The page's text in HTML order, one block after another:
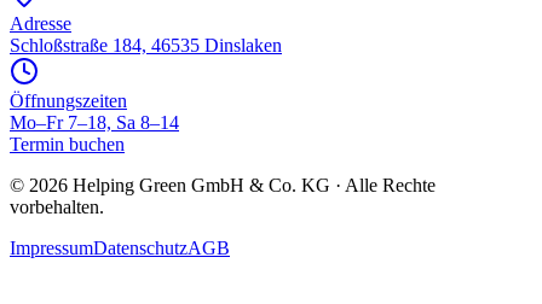
Adresse
Schloßstraße 184, 46535 Dinslaken
Öffnungszeiten
Mo–Fr 7–18, Sa 8–14
Termin buchen
© 2026 Helping Green GmbH & Co. KG · Alle Rechte
vorbehalten.
ImpressumDatenschutzAGB